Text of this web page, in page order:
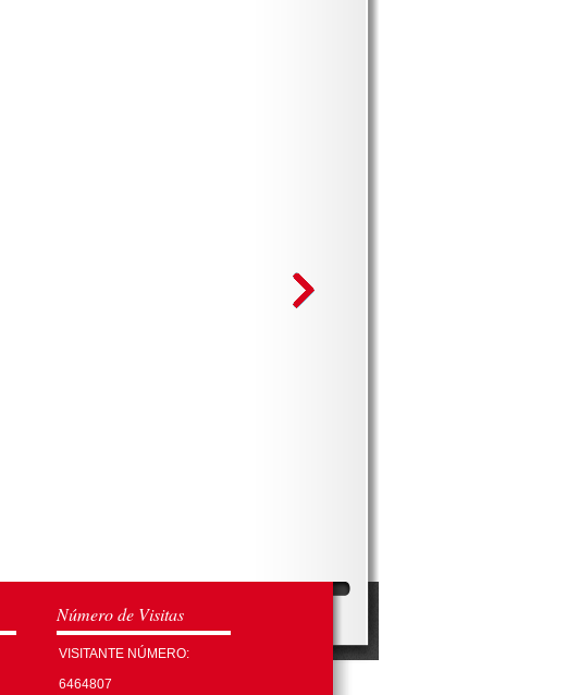
Número de Visitas
VISITANTE NÚMERO:
6464807